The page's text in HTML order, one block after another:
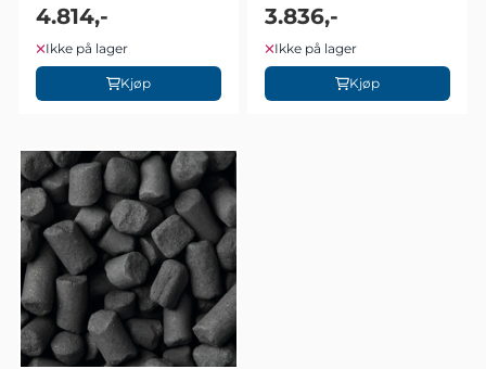
4.814,-
Ikke på lager
Kjøp
3.836,-
Ikke på lager
Kjøp